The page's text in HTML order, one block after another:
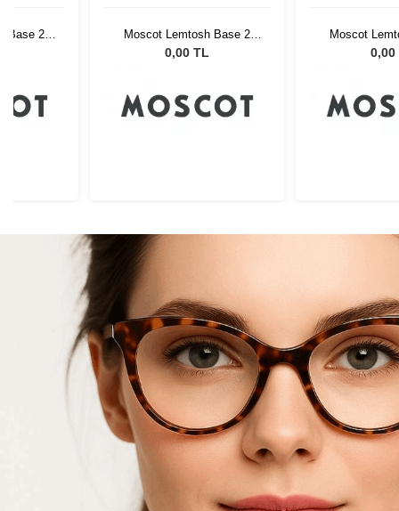
Base 2
Moscot Lemtosh Base 2
Sun Black 46 Chestnut Fade
0,00 TL
Moscot
Sun Black 46
0,00